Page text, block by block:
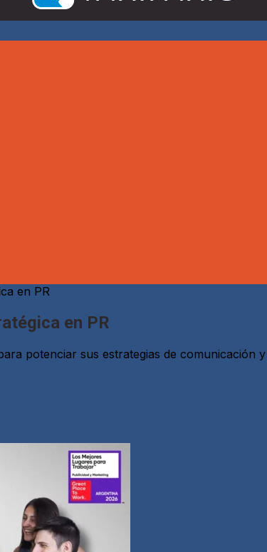
en PR
en PR
potenciar sus estrategias de comunicación